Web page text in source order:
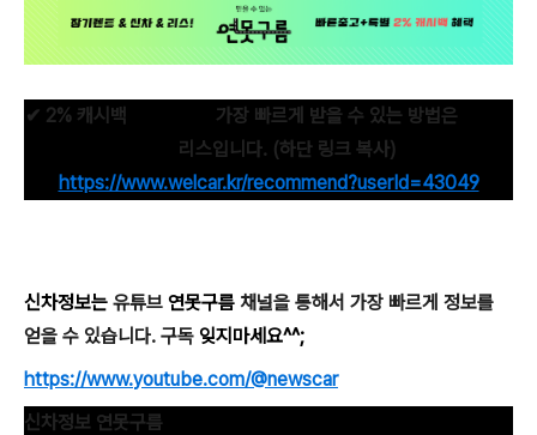
✔ 2% 캐시백 가장 빠르게 받을 수 있는 방법은
리스입니다. (하단 링크 복사)
https://www.welcar.kr/recommend?userId=43049
신차정보는 유튜브 연못구름 채널을 통해서 가장 빠르게 정보를
얻을 수 있습니다. 구독 잊지마세요^^;
https://www.youtube.com/@newscar
신차정보 연못구름